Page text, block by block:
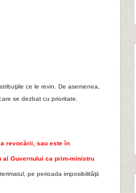
ce le revin. De asemenea,
se dezbat cu prioritate.
revocării, sau este în
al Guvernului ca prim-ministru
pe perioada imposibilităţii